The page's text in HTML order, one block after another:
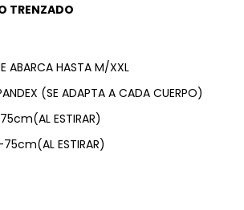
TRENZADO
ABARCA HASTA M/XXL
(SE ADAPTA A CADA CUERPO)
ESTIRAR)
ESTIRAR)